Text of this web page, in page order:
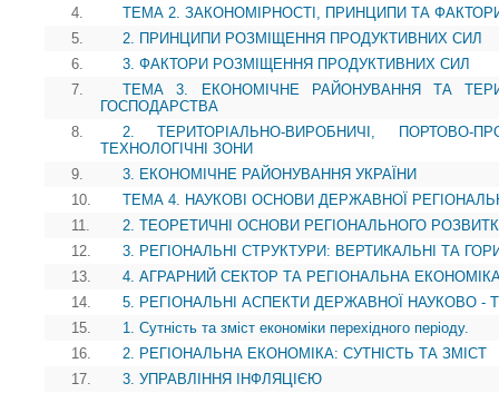
4.
ТЕМА 2. ЗАКОНОМІРНОСТІ, ПРИНЦИПИ ТА
5.
2. ПРИНЦИПИ РОЗМІЩЕННЯ ПРОДУКТИВНИХ СИЛ
6.
3. ФАКТОРИ РОЗМІЩЕННЯ ПРОДУКТИВНИХ СИЛ
7.
ТЕМА 3. ЕКОНОМІЧНЕ РАЙОНУВАННЯ ТА
ГОСПОДАРСТВА
8.
2. ТЕРИТОРІАЛЬНО-ВИРОБНИЧІ, ПОРТОВО-
ТЕХНОЛОГІЧНІ ЗОНИ
9.
3. ЕКОНОМІЧНЕ РАЙОНУВАННЯ УКРАЇНИ
10.
ТЕМА 4. НАУКОВІ ОСНОВИ ДЕРЖАВНОЇ
11.
2. ТЕОРЕТИЧНІ ОСНОВИ РЕГІОНАЛЬНОГО
12.
3. РЕГІОНАЛЬНІ СТРУКТУРИ: ВЕРТИКАЛЬНІ ТА
13.
4. АГРАРНИЙ СЕКТОР ТА РЕГІОНАЛЬНА
14.
5. РЕГІОНАЛЬНІ АСПЕКТИ ДЕРЖАВНОЇ НАУКОВО -
15.
1. Сутність та зміст економіки перехідного періоду.
16.
2. РЕГІОНАЛЬНА ЕКОНОМІКА: СУТНІСТЬ ТА ЗМІСТ
17.
3. УПРАВЛІННЯ ІНФЛЯЦІЄЮ